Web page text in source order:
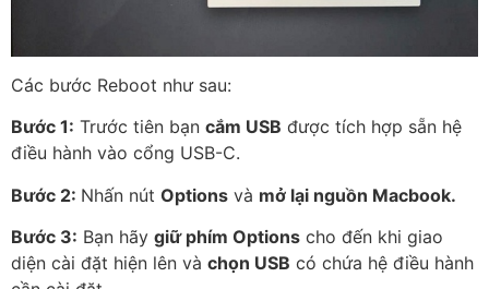
Các bước Reboot như sau:
Bước 1: Trước tiên bạn cắm USB được tích hợp sẵn hệ
điều hành vào cổng USB-C.
Bước 2: Nhấn nút Options và mở lại nguồn Macbook.
Bước 3: Bạn hãy giữ phím Options cho đến khi giao
diện cài đặt hiện lên và chọn USB có chứa hệ điều hành